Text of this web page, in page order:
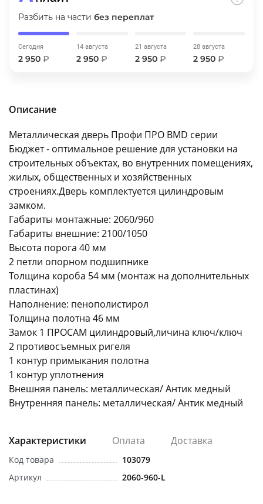
Разбить на части без переплат
Сегодня
2 950 ₽
14 августа
2 950 ₽
21 августа
2 950 ₽
28 августа
2 950₽
Описание
Металлическая дверь Профи ПРО BMD серии
Бюджет - оптимальное решение для установки на
строительных объектах, во внутренних помещениях,
жилых, общественных и хозяйственных
строениях.Дверь комплектуется цилиндровым
замком.
Габариты монтажные: 2060/960
Габариты внешние: 2100/1050
Высота порога 40 мм
2 петли опорном подшипнике
Толщина короба 54 мм (монтаж на дополнительных
пластинах)
Наполнение: пенополистирол
Толщина полотна 46 мм
Замок 1 ПРОСАМ цилиндровый,личина ключ/ключ
2 противосъемных ригеля
1 контур примыкания полотна
1 контур уплотнения
Внешняя панель: металлическая/ Антик медный
Внутренняя панель: металлическая/ Антик медный
Характеристики Оплата Доставка
Код товара
103079
Артикул
2060-960-L
об оплате Плайтом